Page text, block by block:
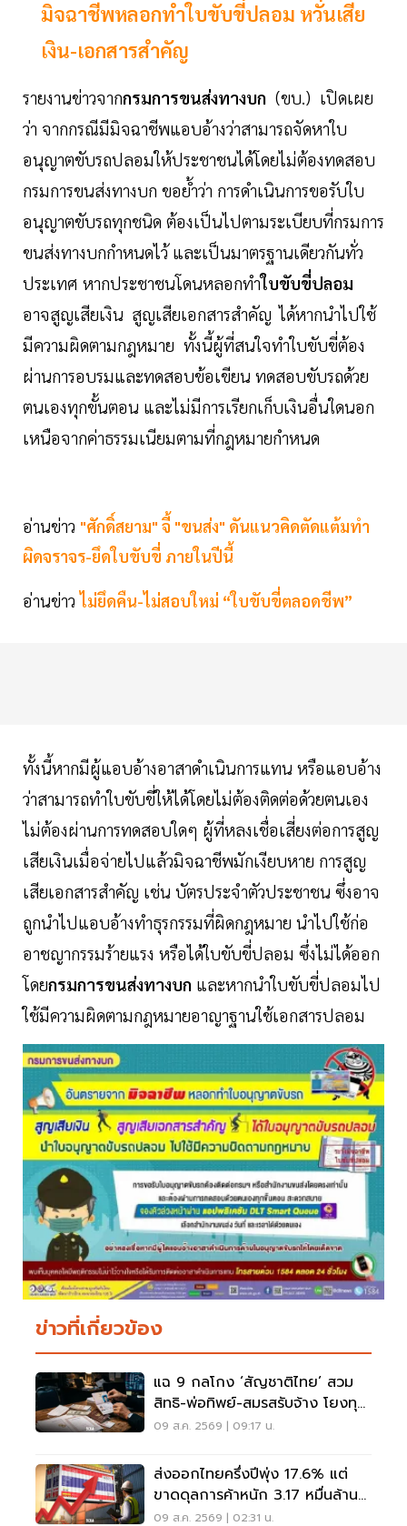
มิจฉาชีพหลอกทำใบขับขี่ปลอม หวั่นเสีย
เงิน-เอกสารสำคัญ
รายงานข่าวจากกรมการขนส่งทางบก (ขบ.) เปิดเผย
ว่า จากกรณีมีมิจฉาชีพแอบอ้างว่าสามารถจัดหาใบ
อนุญาตขับรถปลอมให้ประชาชนได้โดยไม่ต้องทดสอบ
กรมการขนส่งทางบก ขอย้ำว่า การดำเนินการขอรับใบ
อนุญาตขับรถทุกชนิด ต้องเป็นไปตามระเบียบที่กรมการ
ขนส่งทางบกกำหนดไว้ และเป็นมาตรฐานเดียวกันทั่ว
ประเทศ หากประชาชนโดนหลอกทำใบขับขี่ปลอม
อาจสูญเสียเงิน สูญเสียเอกสารสำคัญ ได้หากนำไปใช้
มีความผิดตามกฎหมาย ทั้งนี้ผู้ที่สนใจทำใบขับขี่ต้อง
ผ่านการอบรมและทดสอบข้อเขียน ทดสอบขับรถด้วย
ตนเองทุกขั้นตอน และไม่มีการเรียกเก็บเงินอื่นใดนอก
เหนือจากค่าธรรมเนียมตามที่กฎหมายกำหนด
อ่านข่าว "ศักดิ์สยาม" จี้ "ขนส่ง" ดันแนวคิดตัดแต้มทำ
ผิดจราจร-ยึดใบขับขี่ ภายในปีนี้
อ่านข่าวไม่ยึดคืน-ไม่สอบใหม่ “ใบขับขี่ตลอดชีพ”
ทั้งนี้หากมีผู้แอบอ้างอาสาดำเนินการแทน หรือแอบอ้าง
ว่าสามารถทำใบขับขี่ให้ได้โดยไม่ต้องติดต่อด้วยตนเอง
ไม่ต้องผ่านการทดสอบใดๆ ผู้ที่หลงเชื่อเสี่ยงต่อการสูญ
เสียเงินเมื่อจ่ายไปแล้วมิจฉาชีพมักเงียบหาย การสูญ
เสียเอกสารสำคัญ เช่น บัตรประจำตัวประชาชน ซึ่งอาจ
ถูกนำไปแอบอ้างทำธุรกรรมที่ผิดกฎหมาย นำไปใช้ก่อ
อาชญากรรมร้ายแรง หรือได้ใบขับขี่ปลอม ซึ่งไม่ได้ออก
โดยกรมการขนส่งทางบก และหากนำใบขับขี่ปลอมไป
ใช้มีความผิดตามกฎหมายอาญาฐานใช้เอกสารปลอม
ข่าวที่เกี่ยวข้อง
แฉ 9 กลโกง ‘สัญชาติไทย’ สวม
สิทธิ-พ่อทิพย์-สมรสรับจ้าง โยงทุน
สีเทา
09 ส.ค. 2569 | 09:17 น.
ส่งออกไทยครึ่งปีพุ่ง 17.6% แต่
ขาดดุลการค้าหนัก 3.17 หมื่นล้าน
ดอลลาร์
09 ส.ค. 2569 | 02:31 น.